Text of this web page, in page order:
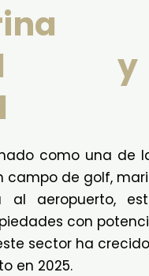
como una de
campo de golf,
aeropuerto,
con
sector ha
en 2025.